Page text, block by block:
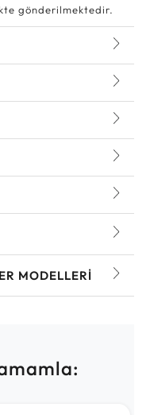
gönderilmektedir.
MODELLERI